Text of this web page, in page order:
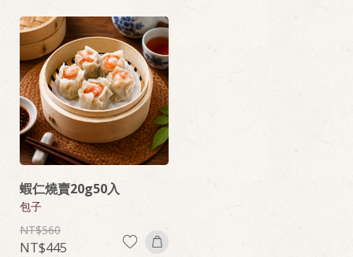
蝦仁燒賣20g50入
包子
560
445